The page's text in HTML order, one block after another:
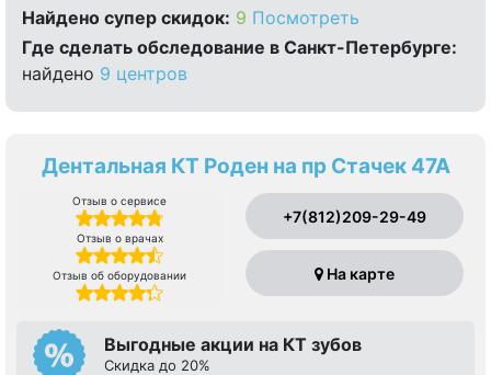
Найдено cупер скидок: 9 Посмотреть
Где сделать обследование в Санкт-Петербурге:
найдено 9 центров
Дентальная КТ Роден на пр Стачек 47А
Отзыв о сервисе
Отзыв о врачах
Отзыв об оборудовании
+7(812)209-29-49
На карте
Выгодные акции на КТ зубов
Cкидка до 20%